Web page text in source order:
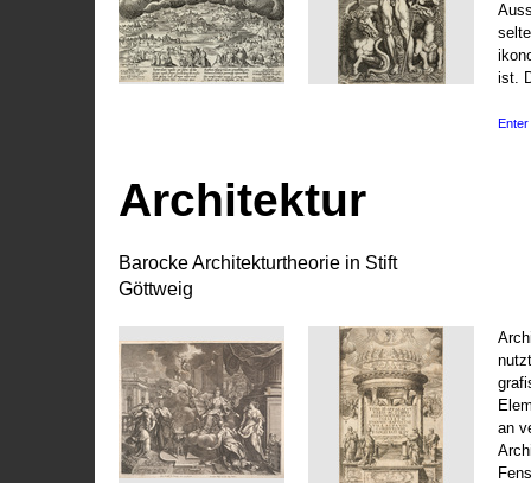
ist.
Enter
Architektur
Barocke Architekturtheorie in Stift
Göttweig
an